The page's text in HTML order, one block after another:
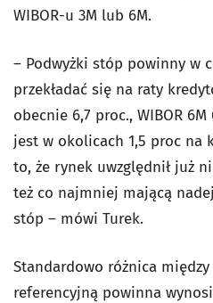
WIBOR-u 3M lub 6M.
– Podwyżki stóp powinny w
przekładać się na raty
obecnie 6,7 proc., WIBOR
jest w okolicach 1,5 proc na
to, że rynek uwzględnił już
też co najmniej mającą
stóp – mówi Turek.
Standardowo różnica
referencyjną powinna